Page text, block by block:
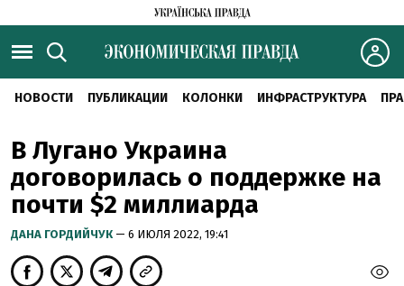
НОВОСТИ ПУБЛИКАЦИИ КОЛОНКИ ИНФРАСТРУКТУРА
В Лугано Украина
договорилась о поддержке на
почти $2 миллиарда
ДАНА ГОРДИЙЧУК — 6 ИЮЛЯ 2022, 19:41